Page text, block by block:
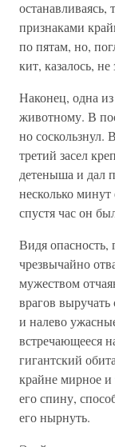
останавливаясь,
признаками
по пятам, но,
кит, казалось,
Наконец, одна
животному. В
но соскользнул.
третий засел
детеныша и дал
несколько
спустя час он
Видя опасность,
чрезвычайно
мужеством
врагов
и налево
встречающееся
гигантский
крайне мирное и
его спину,
его нырнуть.